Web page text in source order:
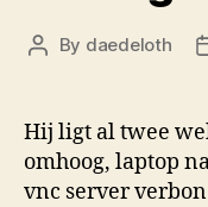
Post
By daedeloth
Hij ligt al twee
omhoog, laptop
vnc server